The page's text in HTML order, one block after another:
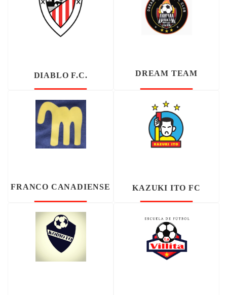
DIABLO F.C. DREAM TEAM
FRANCO CANADIENSE KAZUKI ITO FC